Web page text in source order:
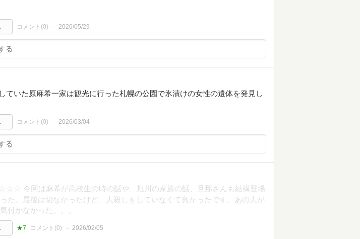
コメント(0) 2026/05/29
ていた原麻希一家は観光に行った札幌の公園で氷漬けの女性の遺体を発見し
コメント(0) 2026/03/04
今回は麻希が高校生の時の話や、旭川の家族の話、旦那さんも結構登場
た。最後は切なかったけど、人殺しをしていなくて良かったです。あの人が
付かなかった。。。
★7 コメント(0) 2026/02/05